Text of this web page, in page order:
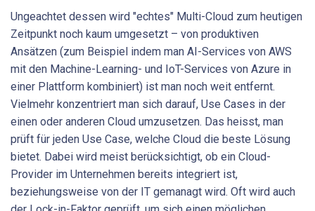
Ungeachtet dessen wird "echtes" Multi-Cloud zum heutigen
Zeitpunkt noch kaum umgesetzt – von produktiven
Ansätzen (zum Beispiel indem man AI-Services von AWS
mit den Machine-Learning- und IoT-Services von Azure in
einer Plattform kombiniert) ist man noch weit entfernt.
Vielmehr konzentriert man sich darauf, Use Cases in der
einen oder anderen Cloud umzusetzen. Das heisst, man
prüft für jeden Use Case, welche Cloud die beste Lösung
bietet. Dabei wird meist berücksichtigt, ob ein Cloud-
Provider im Unternehmen bereits integriert ist,
beziehungsweise von der IT gemanagt wird. Oft wird auch